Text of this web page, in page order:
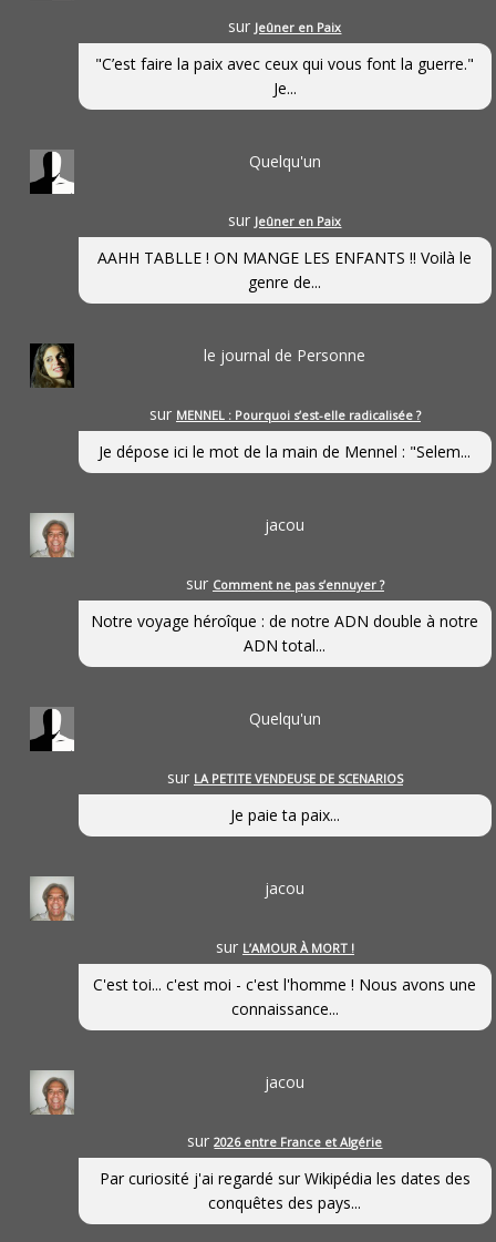
sur Jeûner en Paix
"C’est faire la paix avec ceux qui vous font la guerre."
Je...
Quelqu'un
sur Jeûner en Paix
AAHH TABLLE ! ON MANGE LES ENFANTS !! Voilà le
genre de...
le journal de Personne
sur MENNEL : Pourquoi s’est-elle radicalisée ?
Je dépose ici le mot de la main de Mennel : "Selem...
jacou
sur Comment ne pas s’ennuyer ?
Notre voyage héroîque : de notre ADN double à notre
ADN total...
Quelqu'un
sur LA PETITE VENDEUSE DE SCENARIOS
Je paie ta paix...
jacou
sur L’AMOUR À MORT !
C'est toi... c'est moi - c'est l'homme ! Nous avons une
connaissance...
jacou
sur2026 entre France et Algérie
Par curiosité j'ai regardé sur Wikipédia les dates des
conquêtes des pays...